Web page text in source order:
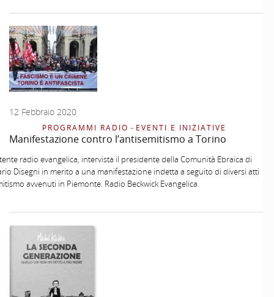
12 Febbraio 2020
PROGRAMMI RADIO – EVENTI E INIZIATIVE
Manifestazione contro l’antisemitismo a Torino
radio evangelica, intervista il presidente della Comunità Ebraica di
Disegni in merito a una manifestazione indetta a seguito di diversi atti
avvenuti in Piemonte. Radio Beckwick Evangelica